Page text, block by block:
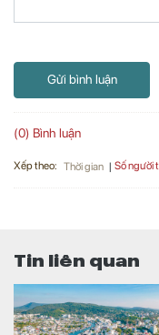
Gửi bình luận
(0) Bình luận
Xếp theo: Thời gian Số người
Tin liên quan